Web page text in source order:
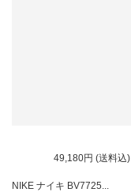
49,180円 (送料込)
NIKE ナイキ BV7725...